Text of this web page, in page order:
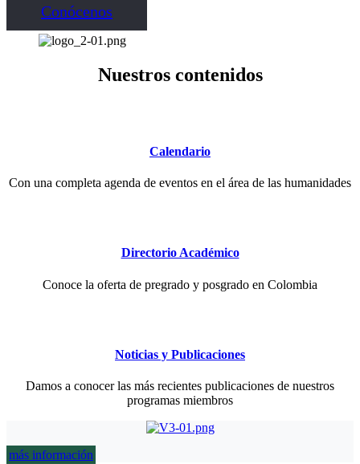
Conócenos
Nuestros contenidos
Calendario
Con una completa agenda de eventos en el área de las humanidades
Directorio Académico
Conoce la oferta de pregrado y posgrado en Colombia
Noticias y Publicaciones
Damos a conocer las más recientes publicaciones de nuestros
programas miembros
más información